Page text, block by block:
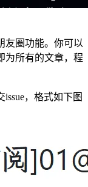
友圈功能。你可以
为所有的文章，程
，格式如下图